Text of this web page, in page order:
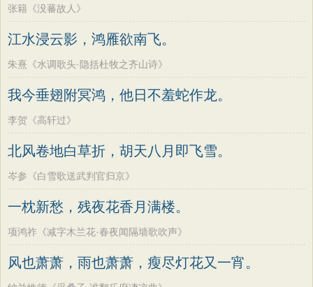
张籍《没蕃故人》
江水浸云影，鸿雁欲南飞。
朱熹《水调歌头·隐括杜牧之齐山诗》
我今垂翅附冥鸿，他日不羞蛇作龙。
李贺《高轩过》
北风卷地白草折，胡天八月即飞雪。
岑参《白雪歌送武判官归京》
一枕新愁，残夜花香月满楼。
项鸿祚《减字木兰花·春夜闻隔墙歌吹声》
风也萧萧，雨也萧萧，瘦尽灯花又一宵。